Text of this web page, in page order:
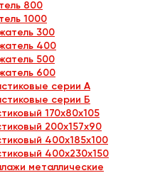
800
1000
300
400
500
600
серии А
серии Б
170x80x105
200x157x90
400x185x100
400x230x150
металлические